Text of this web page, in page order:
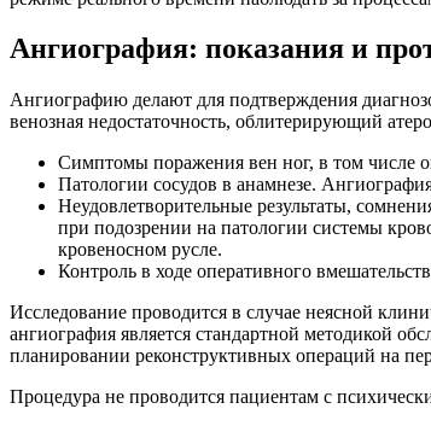
Ангиография: показания и
Ангиографию делают для подтверждения
венозная недостаточность, облитерирующий
Симптомы поражения вен ног, в том числе
Патологии сосудов в анамнезе.
Неудовлетворительные результаты,
при подозрении на патологии системы
кровеносном русле.
Контроль в ходе оперативного
Исследование проводится в случае неясной
ангиография является стандартной методикой
планировании реконструктивных операций на
Процедура не проводится пациентам с